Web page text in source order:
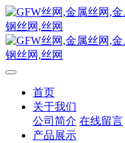
首页
关于我们
公司简介 在线留言
产品展示